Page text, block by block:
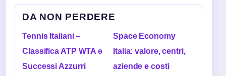
DA NON PERDERE
Tennis Italiani –
Classifica ATP WTA e
Successi Azzurri
Space Economy
Italia: valore, centri,
aziende e costi